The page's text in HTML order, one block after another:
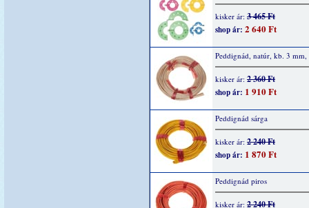
kisker ár: 3 465 Ft
shop ár: 2 640 Ft
Peddignád, natúr, kb. 3
kisker ár: 2 360 Ft
shop ár: 1 910 Ft
Peddignád sárga
kisker ár: 2 240 Ft
shop ár: 1 870 Ft
Peddignád piros
kisker ár: 2 240 Ft